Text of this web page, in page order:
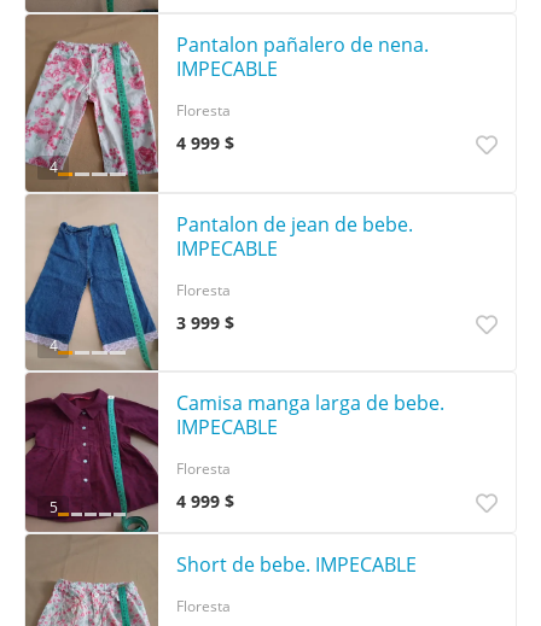
4
Pantalon pañalero de nena.
IMPECABLE
4 999 $
Floresta
4
Pantalon de jean de bebe.
IMPECABLE
3 999 $
Floresta
5
Camisa manga larga de bebe.
IMPECABLE
4 999 $
Floresta
Short de bebe. IMPECABLE
Floresta